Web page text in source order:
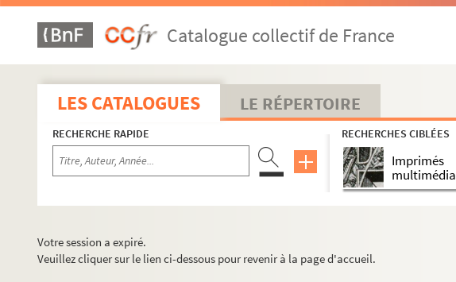
Catalogue collectif de France
LES CATALOGUES LE RÉPERTOIRE
RECHERCHE RAPIDE RECHERCHES CIBLÉES
Imprimés
multimédia
Votre session a expiré.
Veuillez cliquer sur le lien ci-dessous pour revenir à la page d'accueil.